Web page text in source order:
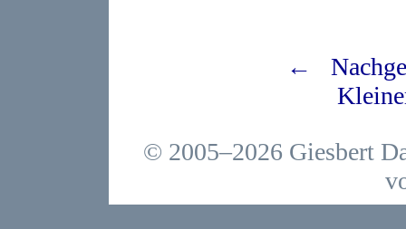
←
© 2005–2026 Giesbert